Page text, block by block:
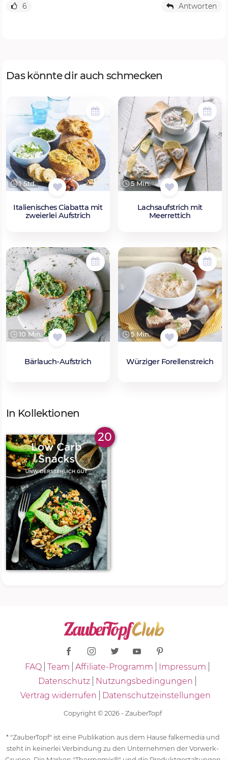
6 Antworten
Das könnte dir auch schmecken
1 Std.
Italienisches Ciabatta mit
zweierlei Aufstrich
5 Min.
Lachsaufstrich mit
Meerrettich
10 Min.
Bärlauch-Aufstrich
5 Min.
Würziger Forellenstreich
In Kollektionen
20
FAQ Team Affiliate-Programm
Impressum
Datenschutz
Nutzungsbedingungen
Vertrag widerrufen
Datenschutzeinstellungen
Copyright © 2026 - ZauberTopf
* "ZauberTopf" ist eine Publikation aus dem Hause falkemedia und
steht in keinerlei Verbindung zu den Unternehmen der Vorwerk-